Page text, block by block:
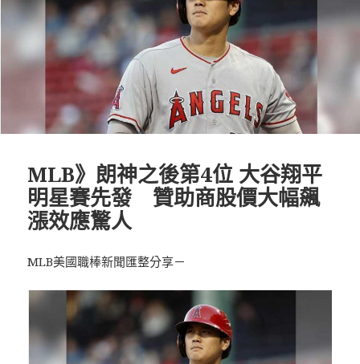
MLB》朗神之後第4位 大谷翔平
明星賽先發 贊助商股價大幅飆
漲效應驚人
MLB美國職棒新聞匯整分享－